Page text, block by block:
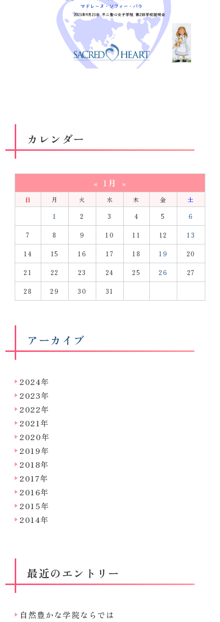
カレンダー
« 1月 »
日 月 火 水 木 金
土
1
2 3 4 5 6
7 8 9 10 11 12 13
14 15 16 17 18 19 20
21 22 23 24 25 26 27
28 29 30 31
アーカイブ
2024年
2023年
2022年
2021年
2020年
2019年
2018年
2017年
2016年
2015年
2014年
最近のエントリー
自然豊かな学院ならでは